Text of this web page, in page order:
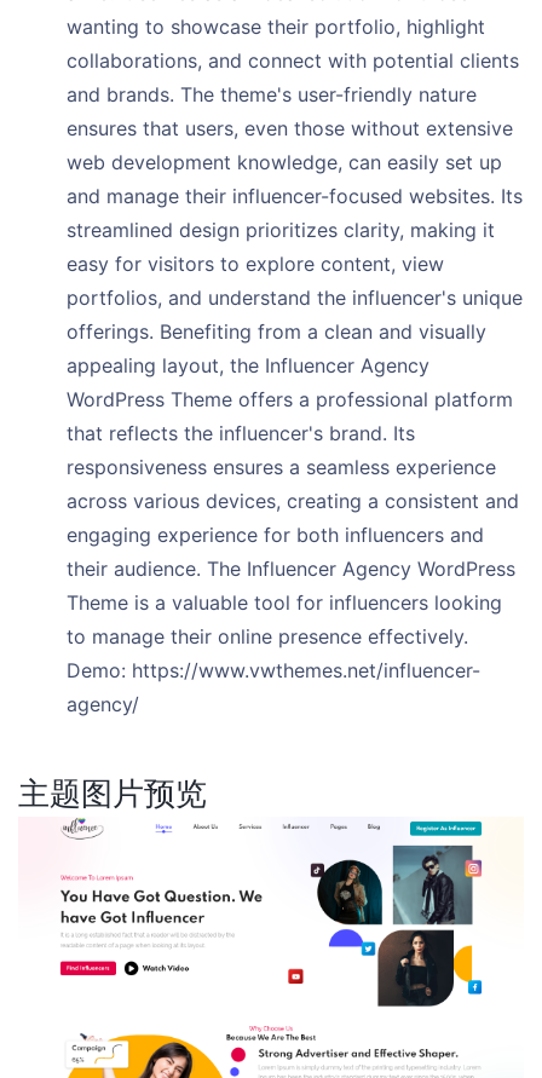
wanting to showcase their portfolio, highlight
collaborations, and connect with potential clients
and brands. The theme's user-friendly nature
ensures that users, even those without extensive
web development knowledge, can easily set up
and manage their influencer-focused websites. Its
streamlined design prioritizes clarity, making it
easy for visitors to explore content, view
portfolios, and understand the influencer's unique
offerings. Benefiting from a clean and visually
appealing layout, the Influencer Agency
WordPress Theme offers a professional platform
that reflects the influencer's brand. Its
responsiveness ensures a seamless experience
across various devices, creating a consistent and
engaging experience for both influencers and
their audience. The Influencer Agency WordPress
Theme is a valuable tool for influencers looking
to manage their online presence effectively.
Demo: https://www.vwthemes.net/influencer-
agency/
主题图片预览